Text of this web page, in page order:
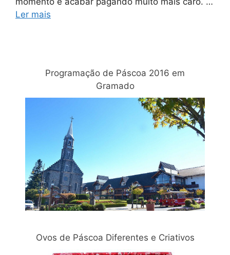
Ler mais
Programação de Páscoa 2016 em
Gramado
Ovos de Páscoa Diferentes e Criativos